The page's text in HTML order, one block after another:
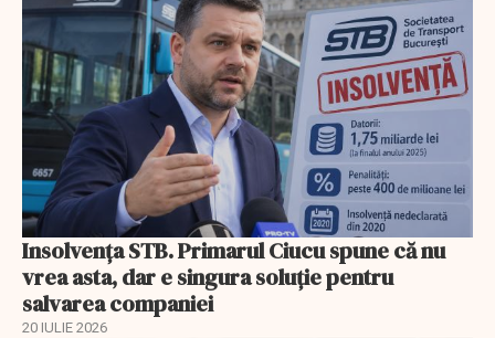
Insolvenţa STB. Primarul Ciucu spune că nu
vrea asta, dar e singura soluţie pentru
salvarea companiei
20 IULIE 2026